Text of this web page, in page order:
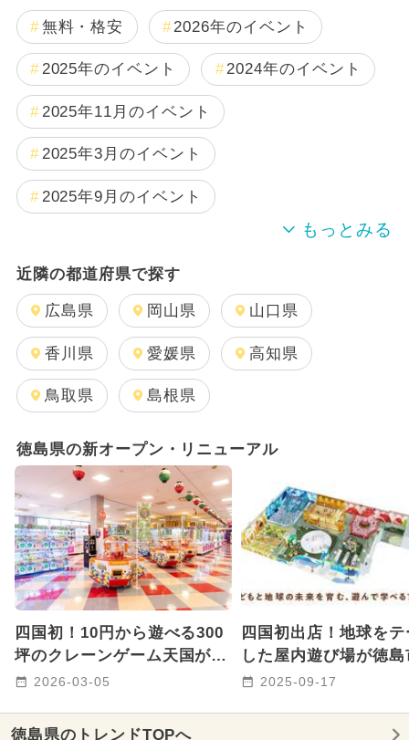
無料・格安 2026年のイベント
2025年のイベント 2024年のイベント
2025年11月のイベント
2025年3月のイベント
2025年9月のイベント
2024年7月のイベント
2025年10月のイベント
2025年8月のイベント
2025年12月のイベント
2024年12月のイベント
2024年11月のイベント
2026年1月のイベント
2025年2月のイベント
2024年10月のイベント
2024年9月のイベント
2026年8月のイベント
近隣の都道府県で探す
広島県 岡山県 山口県
香川県 愛媛県 高知県
鳥取県 島根県
徳島県の新オープン・リニューアル
四国初！10円から遊べる300
坪のクレーンゲーム天国が徳
島にオープン スマホ決済も
2026-03-05
四国初出店！地球を
した屋内遊び場が徳島
OPEN 親子で学べる
2025-09-17
徳島県のトレンドTOPへ